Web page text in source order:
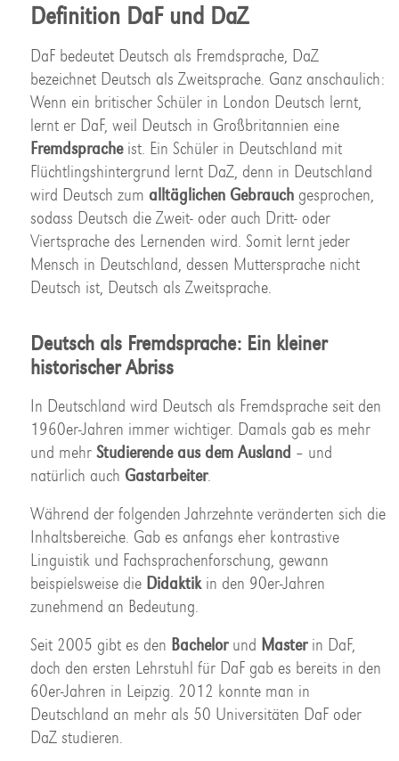
Definition DaF und DaZ
DaF bedeutet Deutsch als Fremdsprache, DaZ
bezeichnet Deutsch als Zweitsprache. Ganz anschaulich:
Wenn ein britischer Schüler in London Deutsch lernt,
lernt er DaF, weil Deutsch in Großbritannien eine
Fremdspracheist. Ein Schüler in Deutschland mit
Flüchtlingshintergrund lernt DaZ, denn in Deutschland
wird Deutsch zum alltäglichen Gebrauchgesprochen,
sodass Deutsch die Zweit- oder auch Dritt- oder
Viertsprache des Lernenden wird. Somit lernt jeder
Mensch in Deutschland, dessen Muttersprache nicht
Deutsch ist, Deutsch als Zweitsprache.
Deutsch als Fremdsprache: Ein kleiner
historischer Abriss
In Deutschland wird Deutsch als Fremdsprache seit den
1960er-Jahren immer wichtiger. Damals gab es mehr
und mehr Studierende aus dem Ausland – und
natürlich auch Gastarbeiter.
Während der folgenden Jahrzehnte veränderten sich die
Inhaltsbereiche. Gab es anfangs eher kontrastive
Linguistik und Fachsprachenforschung, gewann
beispielsweise die Didaktikin den 90er-Jahren
zunehmend an Bedeutung.
Seit 2005 gibt es den Bachelorund Masterin DaF,
doch den ersten Lehrstuhl für DaF gab es bereits in den
60er-Jahren in Leipzig. 2012 konnte man in
Deutschland an mehr als 50 Universitäten DaF oder
DaZ studieren.